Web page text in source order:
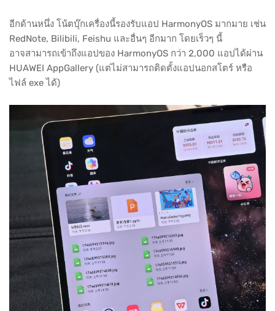
อีกด้านหนึ่ง โน้ตบุ๊กเครื่องนี้รองรับแอป HarmonyOS มากมาย เช่น
RedNote, Bilibili, Feishu และอื่นๆ อีกมาก โดยเร็วๆ นี้
อาจสามารถเข้าถึงแอปของ HarmonyOS กว่า 2,000 แอปได้ผ่าน
HUAWEI AppGallery (แต่ไม่สามารถติดตั้งแอปนอกสโตร์ หรือ
ไฟล์ exe ได้)